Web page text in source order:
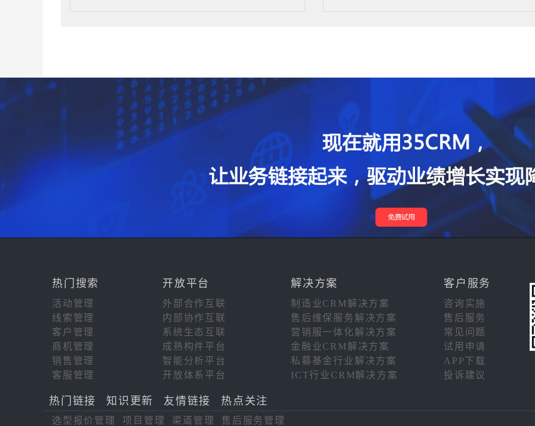
热门搜索 开放平台
活动管理
外部合作互联
线索管理
内部协作互联
客户管理
系统生态互联
商机管理
成熟构件平台
销售管理
智能分析平台
客服管理
开放体系平台
解决方案 客户服务
制造业CRM解决方案
咨询实施
售后维保服务解决方案
售后服务
营销服一体化解决方案
常见问题
金融业CRM解决方案
试用申请
私募基金行业解决方案
APP下载
ICT行业CRM解决方案
投诉建议
热门链接 知识更新 友情链接 热点关注
选型报价管理 项目管理 渠道管理 售后服务管理